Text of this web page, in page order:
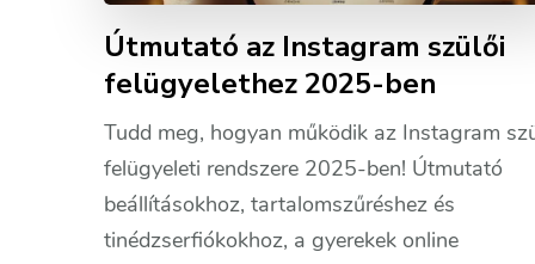
Útmutató az Instagram szülői
felügyelethez 2025-ben
Tudd meg, hogyan működik az Instagram
felügyeleti rendszere 2025-ben! Útmutató
beállításokhoz, tartalomszűréshez és
tinédzserfiókokhoz, a gyerekek online